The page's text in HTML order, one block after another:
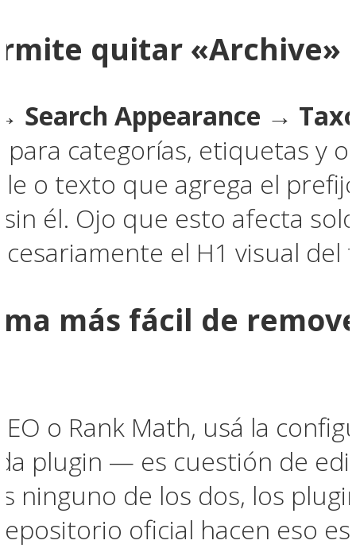
quitar
Search Appearance →
categorías, etiquetas y
o texto que agrega el
él. Ojo que esto afecta
el H1 visual del
más fácil de
o Rank Math, usá la
plugin — es cuestión de
ninguno de los dos, los
oficial hacen eso